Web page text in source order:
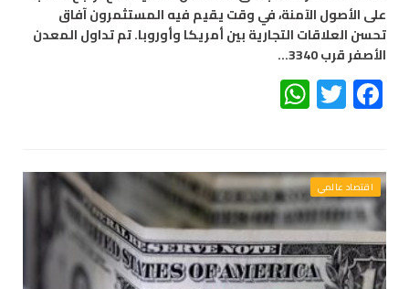
على الأصول الآمنة، في وقت يقيم فيه المستثمرون آفاق
تحسن العلاقات التجارية بين أمريكا وأوروبا. تم تداول المعدن
الأصفر قرب 3340…
Facebook
Twitter
اقتصاد عالمي